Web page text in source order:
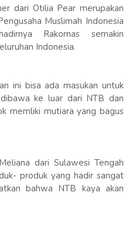
dari Otilia Pear merupakan
Muslimah Indonesia
Rakornas semakin
Indonesia.
ini bisa ada masukan untuk
ke luar dari NTB dan
memliki mutiara yang bagus
dari Sulawesi Tengah
produk yang hadir sangat
bahwa NTB kaya akan